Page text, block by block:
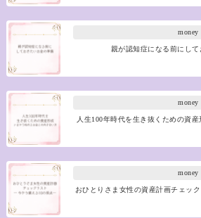
money
親が認知症になる前にし
money
人生100年時代を生き抜くための資
money
おひとりさま女性の資産計画チェッ